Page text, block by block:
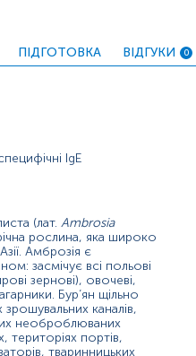
Сенсибілізація
проблемою для
астму.
6 позначено як основні
першорядної
чутливих до амброзії,
IgE і позитивні
a 1.
(AIT), симптоматичні
є основними
алергічного
між пилком
ПІДГОТОВКА ВІДГУКИ 0
IgE
(лат. Ambrosia
рослина, яка широко
Амброзія є
засмічує всі польові
зернові), овочеві,
Бур’ян щільно
зрошувальних каналів,
необроблюваних
територіях портів,
тваринницьких